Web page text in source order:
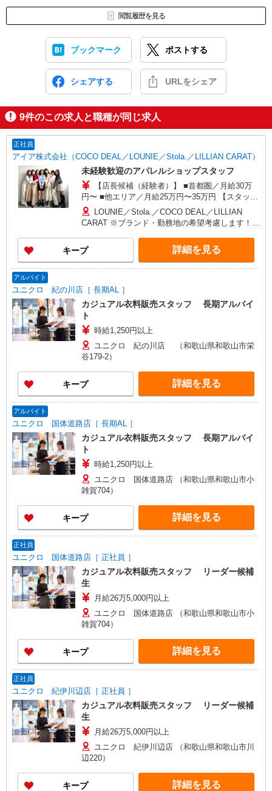
閲覧履歴を見る
ブックマーク ポストする
シェアする URLをシェア
9件のこの求人と職種が同じ求人
正社員
アイア株式会社（COCO DEAL／LOUNIE／Stola.／LILLIAN CARAT）
未経験歓迎のアパレルショップスタッフ
【店長候補（経験者）】 ■首都圏／月給30万
円〜 ■他エリア／月給25万円〜35万円 【スタッ
フ】 ■首都圏／月給24万3,800円〜40万円 ■大阪／
月給23万3,500円〜35万円 ■京都、兵庫、愛知、岐
阜、福岡／月給22万7,800円〜35万円 ■他エリア／
月給22万2,100円〜35万円 固定残業手当含む（1ヶ
月あたり20時間）※超過時は追加支給 首都圏エリ
ア：30,800円 大阪：29,500円 京都、兵庫、愛知、
考慮 ※試用期間3ヶ月も同条件（首都圏：店長候
補は月給27万円〜）
LOUNIE／Stola.／COCO DEAL／LILLIAN
CARAT ※ブランド・勤務地の希望考慮します！※
道、宮城（仙台）、愛知、岐阜、大阪、兵庫、京
都、和歌山、岡山、広島、愛媛、福岡、長崎、宮
崎、熊本などの各店舗で募集しています。
LUMINE2店／ルミネ池袋店／ルミネ横浜／ルミネ
大宮店／ルミネ有楽町店 ルミネ立川店／ルミネ町
田店／池袋PARCO店／東京スカイツリータウン・
ソラマチ店 イクスピアリ店／イオンレイクタウン
店／ジョイナス店／テラスモール湘南店 タカシマ
ヤ ゲートタワーモール店／イオンモール各務原イ
ンター店／イオン大高SC店 なんばCITY店／天王
宮ガーデンズ店 ルクアイーレ大阪店／岡山一番街
店／ミナモア広島店／博多阪急店／天神ソラリア
プラザ店 ▽他、詳しくは備考をご参照ください。
キープ 詳細を見る
アルバイト
ユニクロ 紀の川店［ 長期AL ］
カジュアル衣料販売スタッフ 長期アルバイ
ト
時給1,250円以上
ユニクロ 紀の川店 （和歌山県和歌山市栄
谷179-2）
キープ 詳細を見る
アルバイト
ユニクロ 国体道路店［ 長期AL ］
カジュアル衣料販売スタッフ 長期アルバイ
ト
時給1,250円以上
ユニクロ 国体道路店 （和歌山県和歌山市小
雑賀704）
キープ 詳細を見る
正社員
ユニクロ 国体道路店［ 正社員 ］
カジュアル衣料販売スタッフ リーダー候補
生
月給26万5,000円以上
ユニクロ 国体道路店 （和歌山県和歌山市小
雑賀704）
キープ 詳細を見る
正社員
ユニクロ 紀伊川辺店［ 正社員 ］
カジュアル衣料販売スタッフ リーダー候補
生
月給26万5,000円以上
ユニクロ 紀伊川辺店 （和歌山県和歌山市川
辺220）
キープ 詳細を見る